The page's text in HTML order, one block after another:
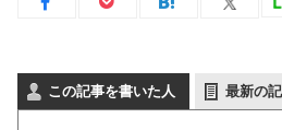
この記事を書いた人 最新の